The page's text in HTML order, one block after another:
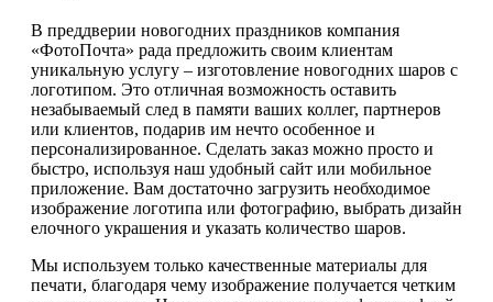
В преддверии новогодних праздников компания
«ФотоПочта» рада предложить своим клиентам
уникальную услугу – изготовление новогодних шаров с
логотипом. Это отличная возможность оставить
незабываемый след в памяти ваших коллег, партнеров
или клиентов, подарив им нечто особенное и
персонализированное. Сделать заказ можно просто и
быстро, используя наш удобный сайт или мобильное
приложение. Вам достаточно загрузить необходимое
изображение логотипа или фотографию, выбрать дизайн
елочного украшения и указать количество шаров.
Мы используем только качественные материалы для
печати, благодаря чему изображение получается четким